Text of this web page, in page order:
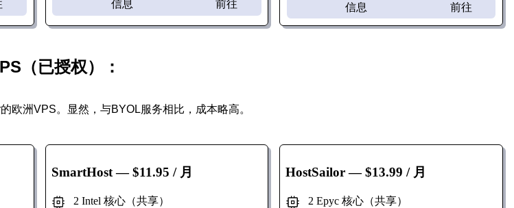
信息 前往 信息 前往
（已授权）：
欧洲VPS。显然，与BYOL服务相比，成本略高。
SmartHost— $11.95 / 月
2 Intel 核心（共享）
HostSailor— $13.99 / 月
2 Epyc 核心（共享）